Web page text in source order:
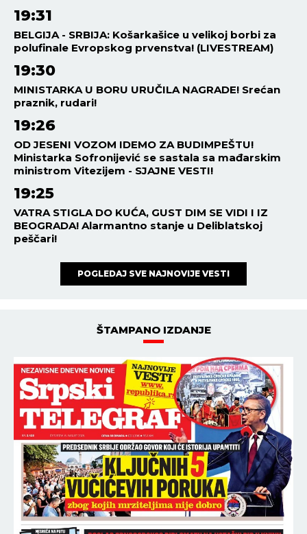
19:31
BELGIJA - SRBIJA: Košarkašice u velikoj borbi za
polufinale Evropskog prvenstva! (LIVESTREAM)
19:30
MINISTARKA U BORU URUČILA NAGRADE! Srećan
praznik, rudari!
19:26
OD JESENI VOZOM IDEMO ZA BUDIMPEŠTU!
Ministarka Sofronijević se sastala sa mađarskim
ministrom Vitezijem - SJAJNE VESTI!
19:25
VATRA STIGLA DO KUĆA, GUST DIM SE VIDI I IZ
BEOGRADA! Alarmantno stanje u Deliblatskoj
peščari!
POGLEDAJ SVE NAJNOVIJE VESTI
ŠTAMPANO IZDANJE